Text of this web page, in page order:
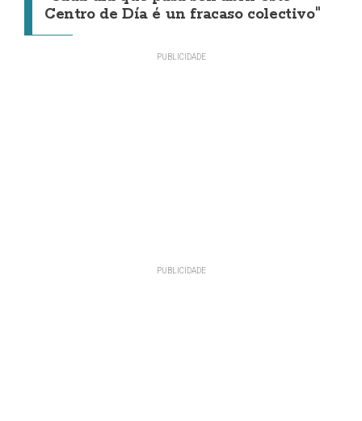
Centro de Día é un fracaso colectivo"